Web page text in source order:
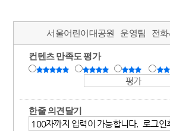
서울어린이대공원 운영팀 전화
컨텐츠 만족도 평가
한줄 의견달기